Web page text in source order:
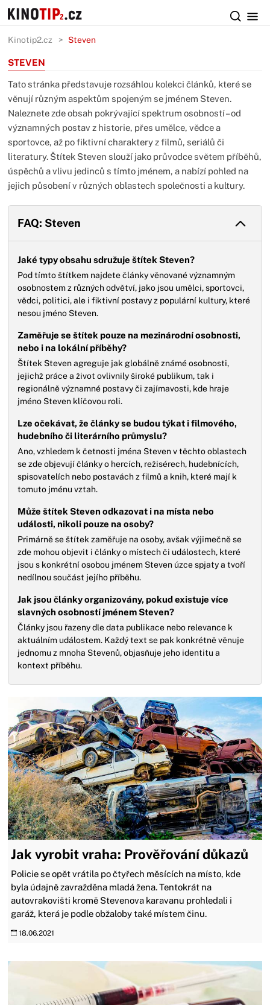
Kinotip2.cz Steven
STEVEN
Tato stránka představuje rozsáhlou kolekci článků, které se
věnují různým aspektům spojeným se jménem Steven.
Naleznete zde obsah pokrývající spektrum osobností – od
významných postav z historie, přes umělce, vědce a
sportovce, až po fiktivní charaktery z filmů, seriálů či
literatury. Štítek Steven slouží jako průvodce světem příběhů,
úspěchů a vlivu jedinců s tímto jménem, a nabízí pohled na
jejich působení v různých oblastech společnosti a kultury.
FAQ: Steven
Jaké typy obsahu sdružuje štítek Steven?
Pod tímto štítkem najdete články věnované významným
osobnostem z různých odvětví, jako jsou umělci, sportovci,
vědci, politici, ale i fiktivní postavy z populární kultury, které
nesou jméno Steven.
Zaměřuje se štítek pouze na mezinárodní osobnosti,
nebo i na lokální příběhy?
Štítek Steven agreguje jak globálně známé osobnosti,
jejichž práce a život ovlivnily široké publikum, tak i
regionálně významné postavy či zajímavosti, kde hraje
jméno Steven klíčovou roli.
Lze očekávat, že články se budou týkat i filmového,
hudebního či literárního průmyslu?
Ano, vzhledem k četnosti jména Steven v těchto oblastech
se zde objevují články o hercích, režisérech, hudebnících,
spisovatelích nebo postavách z filmů a knih, které mají k
tomuto jménu vztah.
Může štítek Steven odkazovat i na místa nebo
události, nikoli pouze na osoby?
Primárně se štítek zaměřuje na osoby, avšak výjimečně se
zde mohou objevit i články o místech či událostech, které
jsou s konkrétní osobou jménem Steven úzce spjaty a tvoří
nedílnou součást jejího příběhu.
Jak jsou články organizovány, pokud existuje více
slavných osobností jménem Steven?
Články jsou řazeny dle data publikace nebo relevance k
aktuálním událostem. Každý text se pak konkrétně věnuje
jednomu z mnoha Stevenů, objasňuje jeho identitu a
kontext příběhu.
Jak vyrobit vraha: Prověřování důkazů
Policie se opět vrátila po čtyřech měsících na místo, kde
byla údajně zavražděna mladá žena. Tentokrát na
autovrakovišti kromě Stevenova karavanu prohledali i
garáž, která je podle obžaloby také místem činu.
18.06.2021